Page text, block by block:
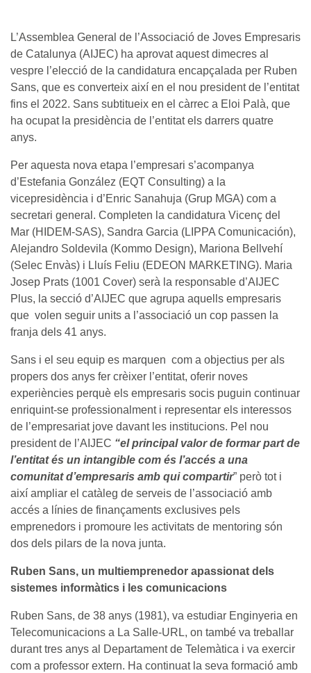
L’Assemblea General de l’Associació de Joves Empresaris
de Catalunya (AIJEC) ha aprovat aquest dimecres al
vespre l’elecció de la candidatura encapçalada per Ruben
Sans, que es converteix així en el nou president de l’entitat
fins el 2022. Sans subtitueix en el càrrec a Eloi Palà, que
ha ocupat la presidència de l’entitat els darrers quatre
anys.
Per aquesta nova etapa l’empresari s’acompanya
d’Estefania González (EQT Consulting) a la
vicepresidència i d’Enric Sanahuja (Grup MGA) com a
secretari general. Completen la candidatura Vicenç del
Mar (HIDEM-SAS), Sandra Garcia (LIPPA Comunicación),
Alejandro Soldevila (Kommo Design), Mariona Bellvehí
(Selec Envàs) i Lluís Feliu (EDEON MARKETING). Maria
Josep Prats (1001 Cover) serà la responsable d’AIJEC
Plus, la secció d’AIJEC que agrupa aquells empresaris
que volen seguir units a l’associació un cop passen la
franja dels 41 anys.
Sans i el seu equip es marquen com a objectius per als
propers dos anys fer crèixer l’entitat, oferir noves
experiències perquè els empresaris socis puguin continuar
enriquint-se professionalment i representar els interessos
de l’empresariat jove davant les institucions. Pel nou
president de l’AIJEC “el principal valor de formar part de
l’entitat és un intangible com és l’accés a una
comunitat d’empresaris amb qui compartir” però tot i
així ampliar el catàleg de serveis de l’associació amb
accés a línies de finançaments exclusives pels
emprenedors i promoure les activitats de mentoring són
dos dels pilars de la nova junta.
Ruben Sans, un multiemprenedor apassionat dels
sistemes informàtics i les comunicacions
Ruben Sans, de 38 anys (1981), va estudiar Enginyeria en
Telecomunicacions a La Salle-URL, on també va treballar
durant tres anys al Departament de Telemàtica i va exercir
com a professor extern. Ha continuat la seva formació amb